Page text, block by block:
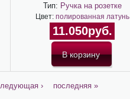
Тип: Ручка на розетке
Цвет: полированная латунь
11.050руб.
› последняя »